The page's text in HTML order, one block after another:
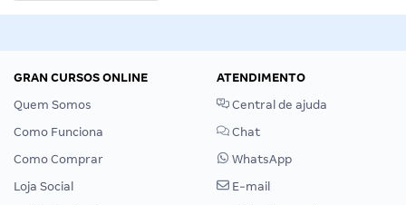
GRAN CURSOS ONLINE
Quem Somos
Como Funciona
Como Comprar
Loja Social
ATENDIMENTO
Central de ajuda
Chat
WhatsApp
E-mail